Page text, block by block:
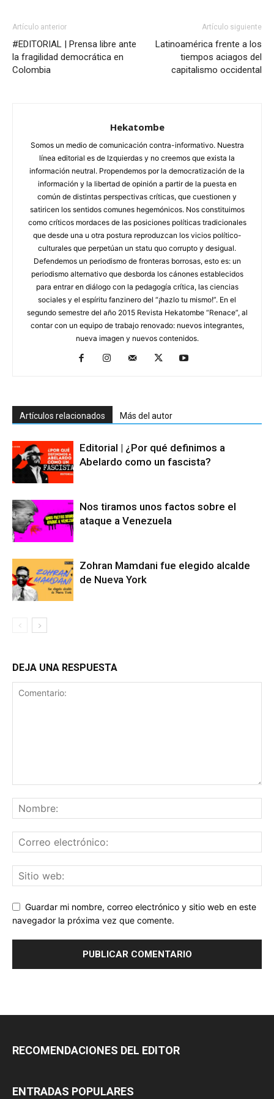
Artículo anterior
#EDITORIAL | Prensa libre ante
la fragilidad democrática en
Colombia
Artículo siguiente
Latinoamérica frente a los
tiempos aciagos del
capitalismo occidental
Hekatombe
Somos un medio de comunicación contra-informativo. Nuestra
línea editorial es de Izquierdas y no creemos que exista la
información neutral. Propendemos por la democratización de la
información y la libertad de opinión a partir de la puesta en
común de distintas perspectivas críticas, que cuestionen y
satiricen los sentidos comunes hegemónicos. Nos constituimos
como críticos mordaces de las posiciones políticas tradicionales
que desde una u otra postura reproduzcan los vicios político-
culturales que perpetúan un statu quo corrupto y desigual.
Defendemos un periodismo de fronteras borrosas, esto es: un
periodismo alternativo que desborda los cánones establecidos
para entrar en diálogo con la pedagogía crítica, las ciencias
sociales y el espíritu fanzinero del “¡hazlo tu mismo!”. En el
segundo semestre del año 2015 Revista Hekatombe “Renace”, al
contar con un equipo de trabajo renovado: nuevos integrantes,
nueva imagen y nuevos contenidos.
Artículos relacionados Más del autor
Editorial | ¿Por qué definimos a
Abelardo como un fascista?
Nos tiramos unos factos sobre el
ataque a Venezuela
Zohran Mamdani fue elegido alcalde
de Nueva York
DEJA UNA RESPUESTA
Guardar mi nombre, correo electrónico y sitio web en este
navegador la próxima vez que comente.
RECOMENDACIONES DEL EDITOR
ENTRADAS POPULARES